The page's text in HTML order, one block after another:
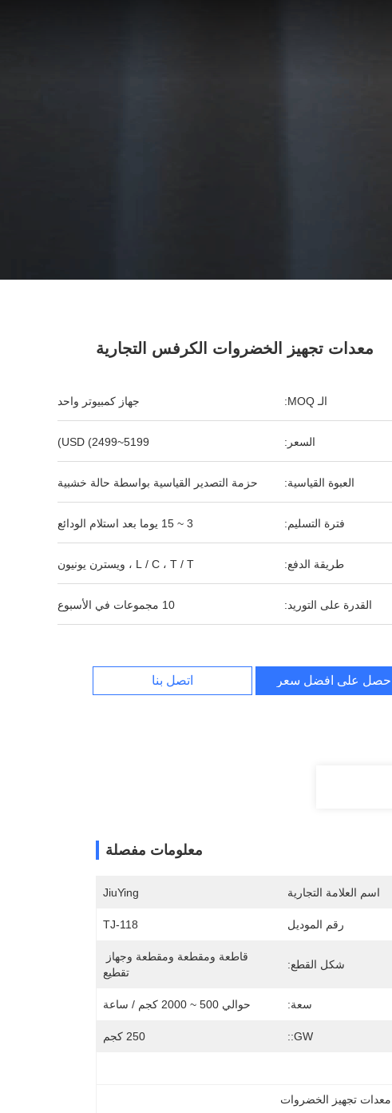
معدات تجهيز الخضروات الكرفس التجارية
الـ MOQ: جهاز كمبيوتر واحد
السعر: USD (2499~5199)
العبوة القياسية: حزمة التصدير القياسية بواسطة حالة خشبية
فترة التسليم: 3 ~ 15 يوما بعد استلام الودائع
طريقة الدفع: L / C ، T / T ، ويسترن يونيون
القدرة على التوريد: 10 مجموعات في الأسبوع
احصل على افضل سعر اتصل بنا
معلومات مفصلة
اسم العلامة التجارية JiuYing
رقم الموديل TJ-118
شكل القطع:
تقطيع
سعة: حوالي 500 ~ 2000 كجم / ساعة
GW:: 250 كجم